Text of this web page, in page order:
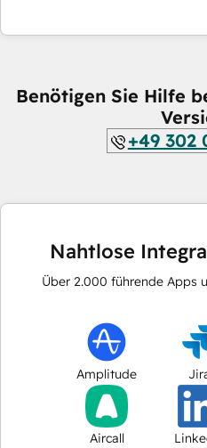
Benötigen Sie Hilfe
+49 302
Nahtlose
Über 2.000 führende Apps
Amplitude
Aircall